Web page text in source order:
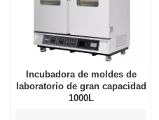
Incubadora de moldes de
laboratorio de gran capacidad
1000L